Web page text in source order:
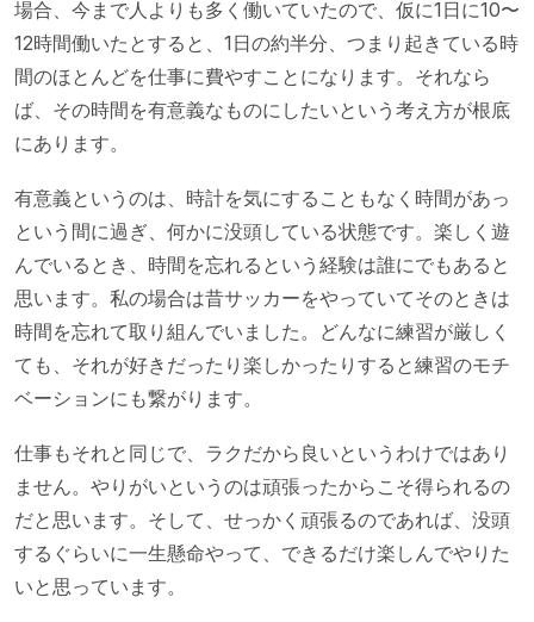
場合、今まで人よりも多く働いていたので、仮に1日に10〜
12時間働いたとすると、1日の約半分、つまり起きている時
間のほとんどを仕事に費やすことになります。それなら
ば、その時間を有意義なものにしたいという考え方が根底
にあります。
有意義というのは、時計を気にすることもなく時間があっ
という間に過ぎ、何かに没頭している状態です。楽しく遊
んでいるとき、時間を忘れるという経験は誰にでもあると
思います。私の場合は昔サッカーをやっていてそのときは
時間を忘れて取り組んでいました。どんなに練習が厳しく
ても、それが好きだったり楽しかったりすると練習のモチ
ベーションにも繋がります。
仕事もそれと同じで、ラクだから良いというわけではあり
ません。やりがいというのは頑張ったからこそ得られるの
だと思います。そして、せっかく頑張るのであれば、没頭
するぐらいに一生懸命やって、できるだけ楽しんでやりた
いと思っています。